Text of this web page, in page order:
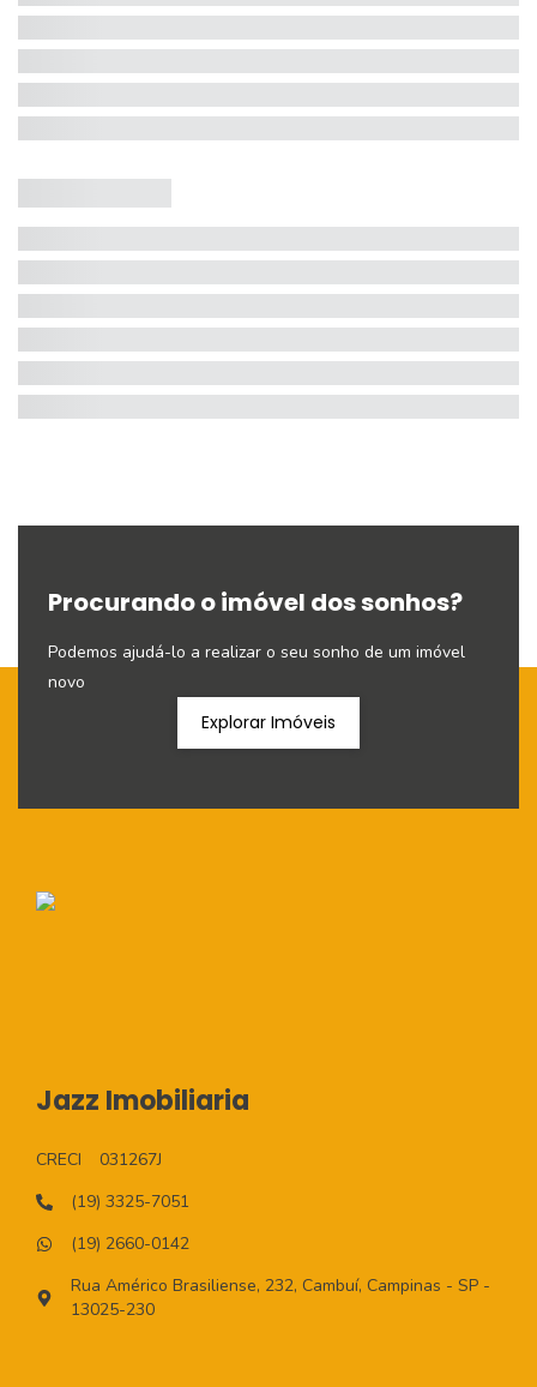
Procurando o imóvel dos sonhos?
Podemos ajudá-lo a realizar o seu sonho de um imóvel
novo
Explorar Imóveis
Jazz Imobiliaria
CRECI
031267J
(19) 3325-7051
(19) 2660-0142
Rua Américo Brasiliense, 232, Cambuí, Campinas - SP -
13025-230